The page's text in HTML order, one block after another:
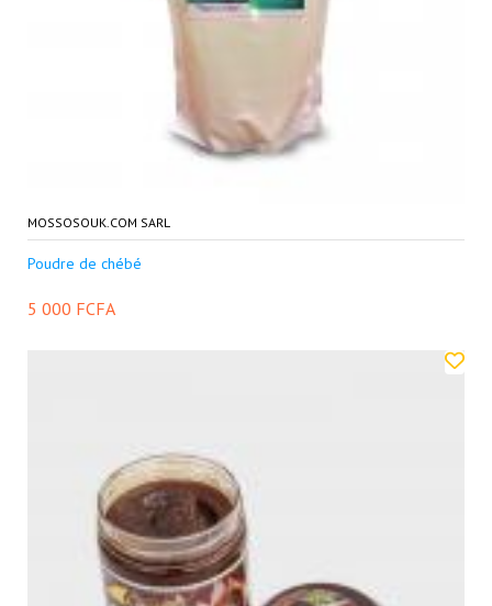
MOSSOSOUK.COM SARL
Poudre de chébé
5 000 FCFA